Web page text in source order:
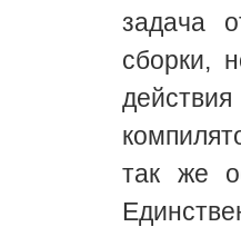
задача
сборки,
так же